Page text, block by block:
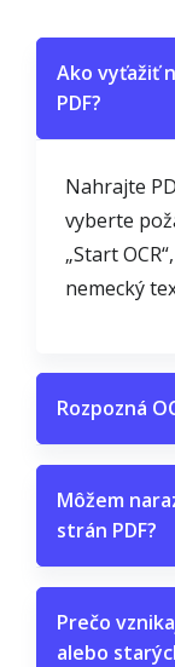
Ako vyťažiť
PDF?
Nahrajte
vyberte
„Start
nemecký
Rozpozná
Môžem
strán PDF?
Prečo
alebo